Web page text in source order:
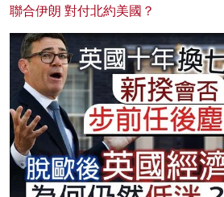
聯合伊朗 對付北約美國？